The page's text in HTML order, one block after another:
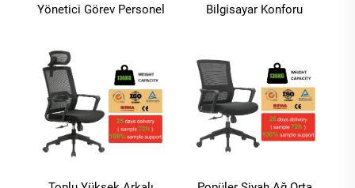
Yönetici Görev Personel
Bilgisayar Konforu
Arkalı Ofis Koltuğu